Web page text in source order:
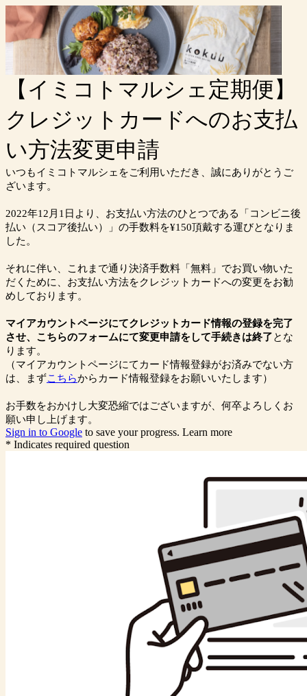
【イミコトマルシェ定期便】
クレジットカードへのお支払
い方法変更申請
いつもイミコトマルシェをご利用いただき、誠にありがとうご
ざいます。
2022年12月1日より、お支払い方法のひとつである「コンビニ後
払い（スコア後払い）」の手数料を¥150頂戴する運びとなりま
した。
それに伴い、これまで通り決済手数料「無料」でお買い物いた
だくために、お支払い方法をクレジットカードへの変更をお勧
めしております。
マイアカウントページにてクレジットカード情報の登録を完了
させ、こちらのフォームにて変更申請をして手続きは終了とな
ります。
（マイアカウントページにてカード情報登録がお済みでない方
は、まずこちらからカード情報登録をお願いいたします）
お手数をおかけし大変恐縮ではございますが、何卒よろしくお
願い申し上げます。
Sign in to Google to save your progress. Learn more
* Indicates required question